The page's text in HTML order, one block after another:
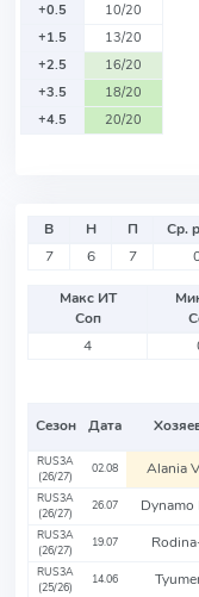
+0.5
10/20
+1.5
13/20
+2.5
16/20
+3.5
18/20
+4.5
20/20
В Н П Ср.
7
6 7
Макс ИТ
Соп
4
Сезон Дата
RUS3A
(26/27)
02.08 Alania
RUS3A
(26/27)
26.07 Dynamo
RUS3A
(26/27)
19.07
RUS3A
(25/26)
14.06